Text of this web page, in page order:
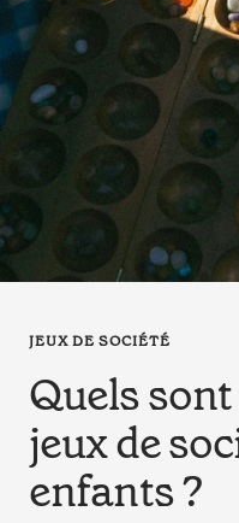
en
tant
que
pour
votre
pour
bain
Papa.
JEUX DE SOCIÉTÉ
Quels
jeux de
enfants ?